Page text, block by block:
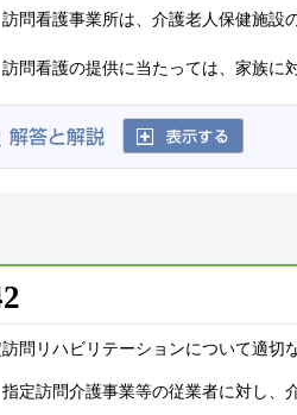
訪問看護事業所は、介護老人保健施設
訪問看護の提供に当たっては、家族に
問リハビリテーションについて適切
指定訪問介護事業等の従業者に対し、